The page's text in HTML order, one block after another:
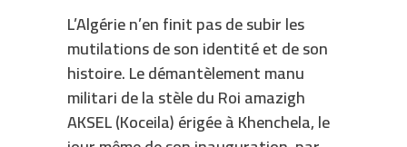
L’Algérie n’en finit pas de subir les
mutilations de son identité et de son
histoire. Le démantèlement manu
militari de la stèle du Roi amazigh
AKSEL (Koceila) érigée à Khenchela, le